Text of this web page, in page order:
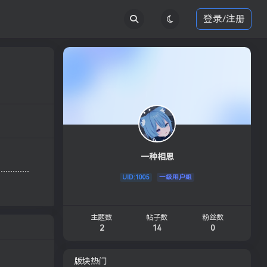
登录/注册
一种相思
UID:1005 一级用户组
主题数
2
帖子数
14
粉丝数
0
版块热门